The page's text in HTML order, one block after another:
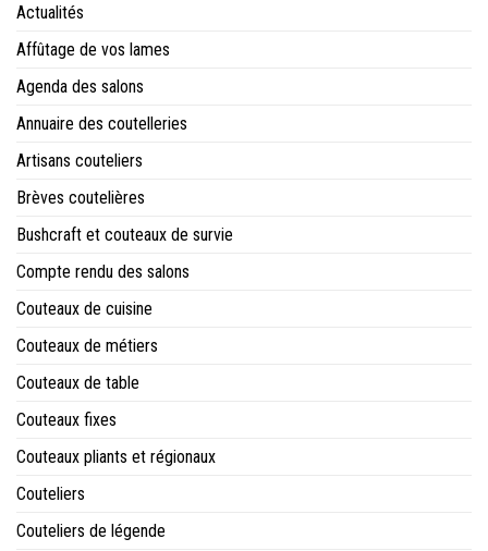
Actualités
Affûtage de vos lames
Agenda des salons
Annuaire des coutelleries
Artisans couteliers
Brèves coutelières
Bushcraft et couteaux de survie
Compte rendu des salons
Couteaux de cuisine
Couteaux de métiers
Couteaux de table
Couteaux fixes
Couteaux pliants et régionaux
Couteliers
Couteliers de légende